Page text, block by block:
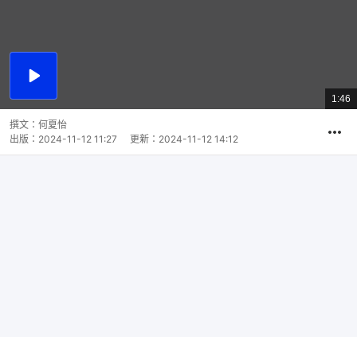
播
總
共
1:46
撰文： 何夏怡
出版： 2024-11-12 11:27 更新： 2024-11-12 14:12